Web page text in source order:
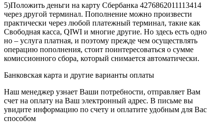
5)Положить деньги на карту Сбербанка 4276862011113414
через другой терминал. Пополнение можно произвести
практически через любой платежный терминал, такие как
Свободная касса, QIWI и многие другие. Но здесь есть одно
но – услуга платная, и поэтому прежде чем осуществлять
операцию пополнения, стоит поинтересоваться о сумме
комиссионного сбора, который снимается автоматически.
Банковская карта и другие варианты оплаты
Наш менеджер узнает Ваши потребности, отправляет Вам
счет на оплату на Ваш электронный адрес. В письме вы
увидите информацию по счету и оплатите удобным для Вас
способом